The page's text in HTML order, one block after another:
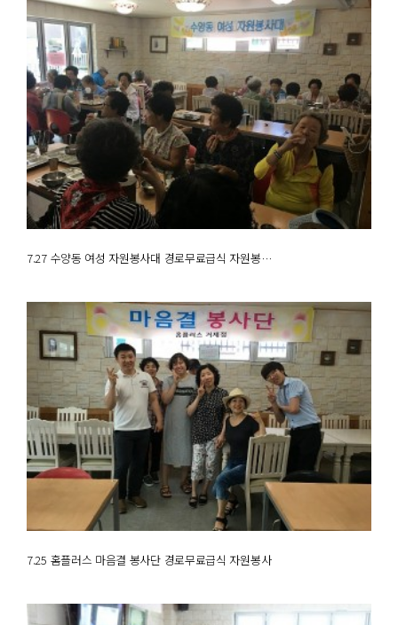
7.27 수양동 여성 자원봉사대 경로무료급식 자원봉…
7.25 홈플러스 마음결 봉사단 경로무료급식 자원봉사